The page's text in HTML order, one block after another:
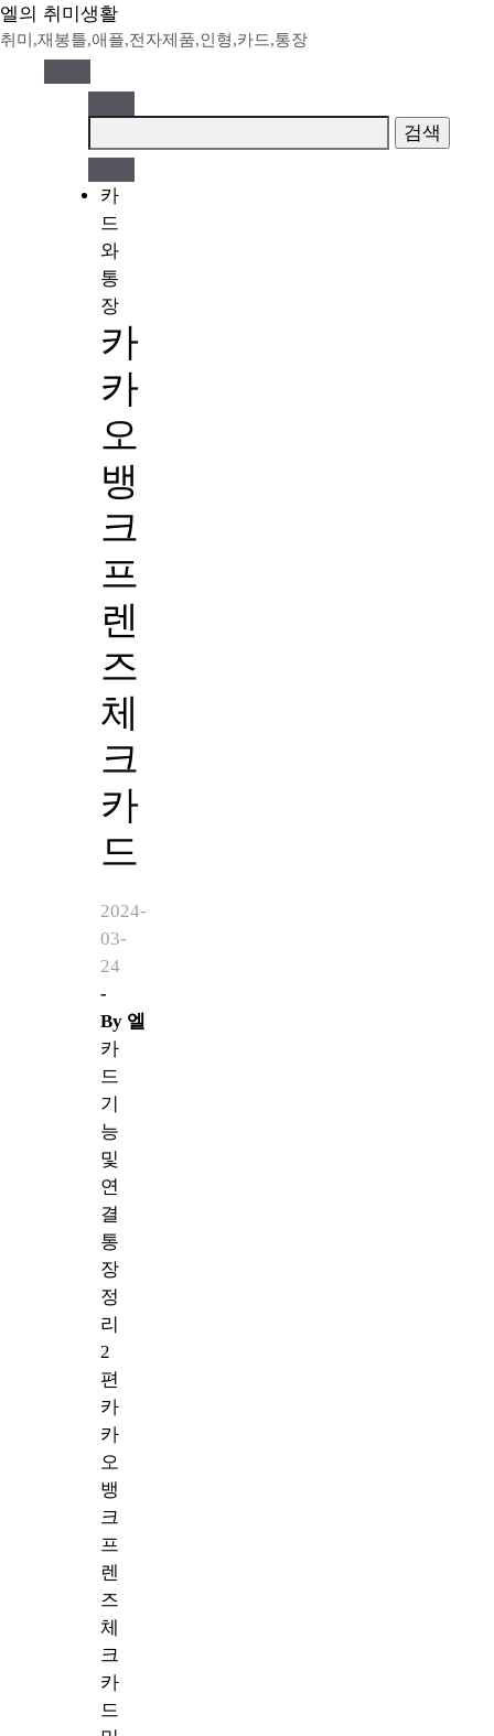
Skip
to
엘의 취미생활
취미,재봉틀,애플,전자제품,인형,카드,통장
색:
카
드
와
통
장
카
카
오
뱅
크
프
렌
즈
체
크
카
드
2024-
03-
24
-
By 엘
카
드
기
능
및
연
결
통
장
정
리
2
편
카
카
오
뱅
크
프
렌
즈
체
크
카
드